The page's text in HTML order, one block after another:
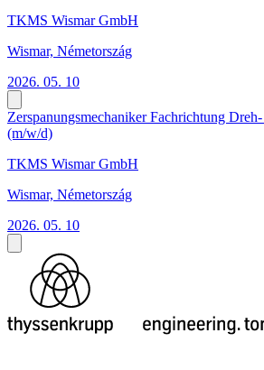
TKMS Wismar GmbH
Wismar, Németország
2026. 05. 10
Zerspanungsmechaniker Fachrichtung
(m/w/d)
TKMS Wismar GmbH
Wismar, Németország
2026. 05. 10